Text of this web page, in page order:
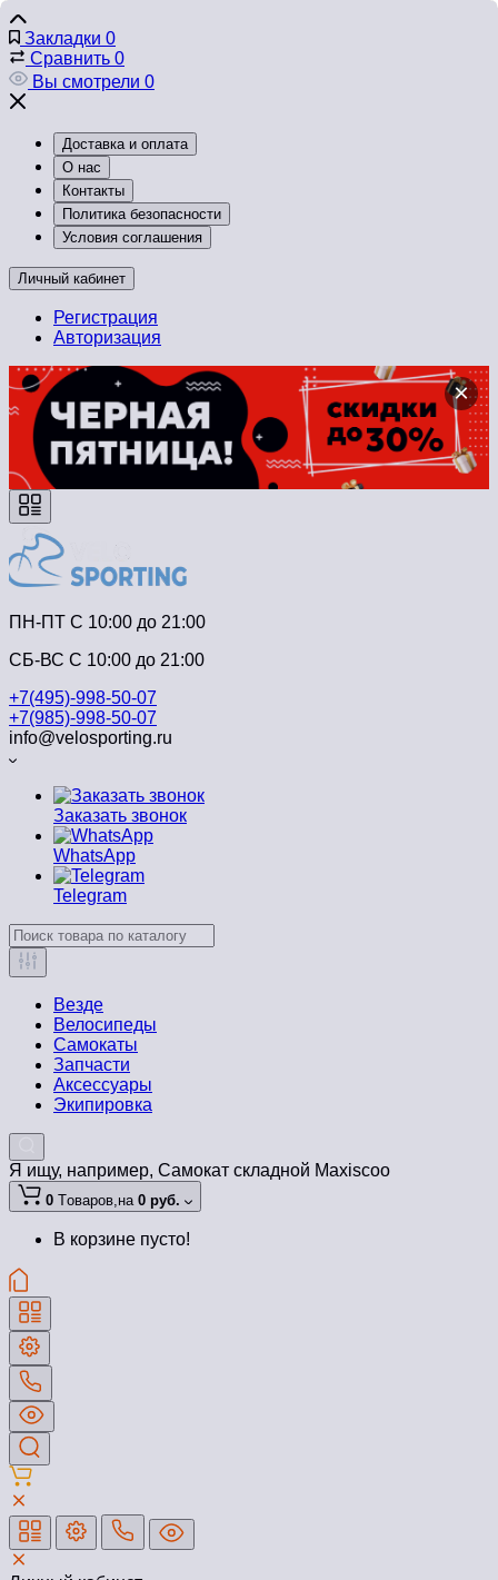
Закладки 0
Сравнить 0
Вы смотрели 0
Доставка и оплата
О нас
Контакты
Политика безопасности
Условия соглашения
Личный кабинет
Регистрация
Авторизация
×
ПН-ПТ C 10:00 до 21:00
СБ-ВС С 10:00 до 21:00
+7(495)-998-50-07
+7(985)-998-50-07
info@velosporting.ru
Заказать звонок
WhatsApp
Telegram
Везде
Велосипеды
Самокаты
Запчасти
Аксессуары
Экипировка
Я ищу, например, Самокат складной Maxiscoo
0 Tоваров,на 0 руб.
В корзине пусто!